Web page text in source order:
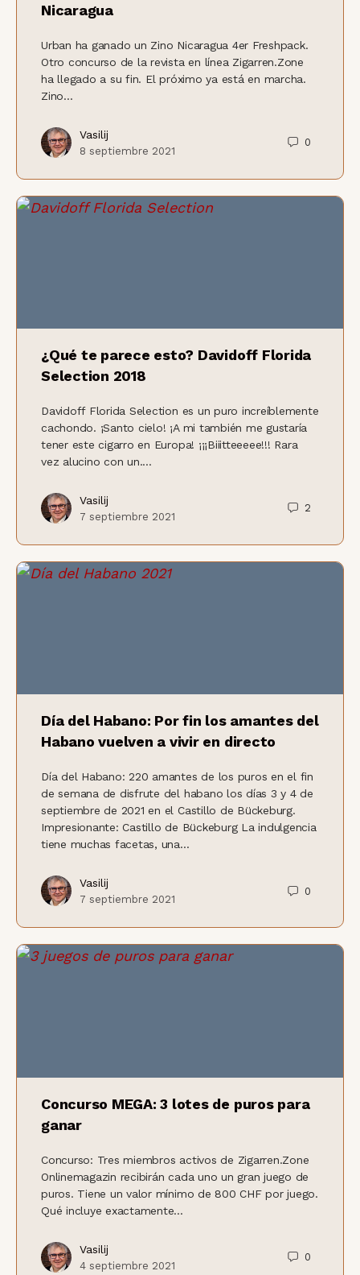
Nicaragua
Urban ha ganado un Zino Nicaragua 4er Freshpack.
Otro concurso de la revista en línea Zigarren.Zone
ha llegado a su fin. El próximo ya está en marcha.
Zino...
Vasilij
8 septiembre 2021
0
¿Qué te parece esto? Davidoff Florida
Selection 2018
Davidoff Florida Selection es un puro increíblemente
cachondo. ¡Santo cielo! ¡A mi también me gustaría
tener este cigarro en Europa! ¡¡¡Biiitteeeee!!! Rara
vez alucino con un....
Vasilij
7 septiembre 2021
2
Día del Habano: Por fin los amantes del
Habano vuelven a vivir en directo
Día del Habano: 220 amantes de los puros en el fin
de semana de disfrute del habano los días 3 y 4 de
septiembre de 2021 en el Castillo de Bückeburg.
Impresionante: Castillo de Bückeburg La indulgencia
tiene muchas facetas, una...
Vasilij
7 septiembre 2021
0
Concurso MEGA: 3 lotes de puros para
ganar
Concurso: Tres miembros activos de Zigarren.Zone
Onlinemagazin recibirán cada uno un gran juego de
puros. Tiene un valor mínimo de 800 CHF por juego.
Qué incluye exactamente...
Vasilij
4 septiembre 2021
0